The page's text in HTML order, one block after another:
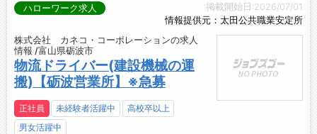
掲載開始日:2026/07/01
情報提供元：太田公共職業安定所
ハローワーク求人
株式会社 カネコ・コーポレーションの求人
情報 /富山県砺波市
物流ドライバー(建設機械の運
搬)【砺波営業所】※急募
正社員 未経験者活躍中
高校卒以上
男女活躍中